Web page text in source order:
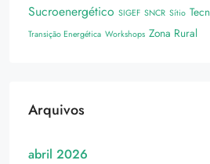
Sucroenergético SIGEF SNCR Sítio
Transição Energética Workshops Zona Rural
Arquivos
abril 2026